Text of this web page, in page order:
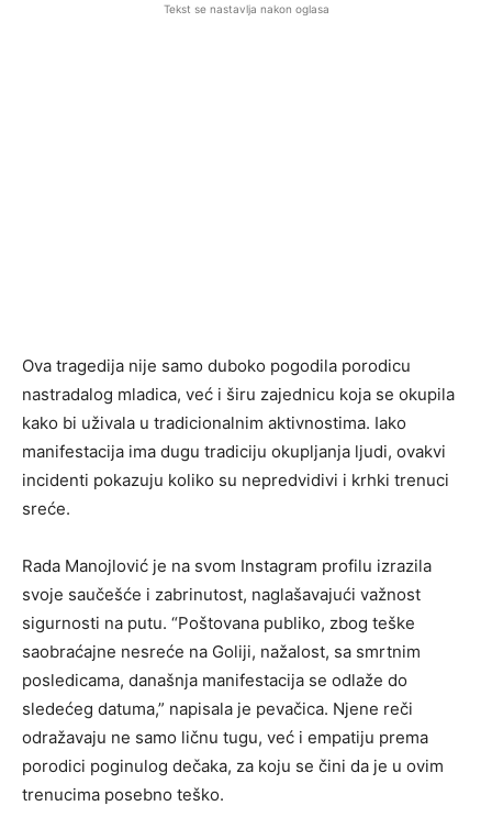
Tekst se nastavlja nakon oglasa
Ova tragedija nije samo duboko pogodila porodicu
nastradalog mladica, već i širu zajednicu koja se okupila
kako bi uživala u tradicionalnim aktivnostima. Iako
manifestacija ima dugu tradiciju okupljanja ljudi, ovakvi
incidenti pokazuju koliko su nepredvidivi i krhki trenuci
sreće.
Rada Manojlović je na svom Instagram profilu izrazila
svoje saučešće i zabrinutost, naglašavajući važnost
sigurnosti na putu. “Poštovana publiko, zbog teške
saobraćajne nesreće na Goliji, nažalost, sa smrtnim
posledicama, današnja manifestacija se odlaže do
sledećeg datuma,” napisala je pevačica. Njene reči
odražavaju ne samo ličnu tugu, već i empatiju prema
porodici poginulog dečaka, za koju se čini da je u ovim
trenucima posebno teško.